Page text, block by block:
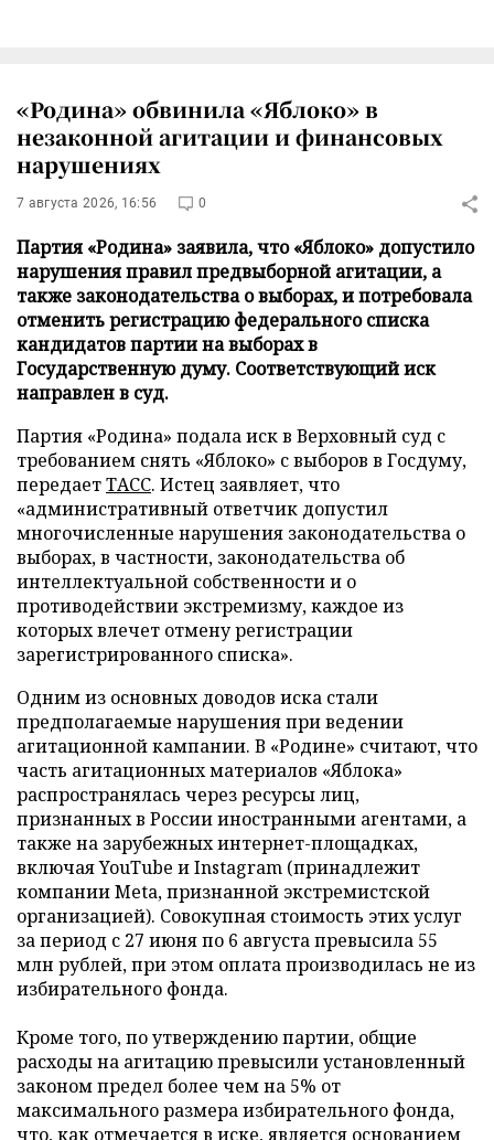
«Родина» обвинила «Яблоко» в
незаконной агитации и финансовых
нарушениях
7 августа 2026, 16:56 0
Партия «Родина» заявила, что «Яблоко» допустило
нарушения правил предвыборной агитации, а
также законодательства о выборах, и потребовала
отменить регистрацию федерального списка
кандидатов партии на выборах в
Государственную думу. Соответствующий иск
направлен в суд.
Партия «Родина» подала иск в Верховный суд с
требованием снять «Яблоко» с выборов в Госдуму,
передаетТАСС. Истец заявляет, что
«административный ответчик допустил
многочисленные нарушения законодательства о
выборах, в частности, законодательства об
интеллектуальной собственности и о
противодействии экстремизму, каждое из
которых влечет отмену регистрации
зарегистрированного списка».
Одним из основных доводов иска стали
предполагаемые нарушения при ведении
агитационной кампании. В «Родине» считают, что
часть агитационных материалов «Яблока»
распространялась через ресурсы лиц,
признанных в России иностранными агентами, а
также на зарубежных интернет-площадках,
включая YouTube и Instagram (принадлежит
компании Meta, признанной экстремистской
организацией). Совокупная стоимость этих услуг
за период с 27 июня по 6 августа превысила 55
млн рублей, при этом оплата производилась не из
избирательного фонда.
Кроме того, по утверждению партии, общие
расходы на агитацию превысили установленный
законом предел более чем на 5% от
максимального размера избирательного фонда,
что, как отмечается в иске, является основанием